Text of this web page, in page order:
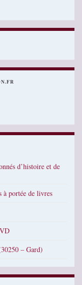
d’histoire et de
à portée de livres
– Gard)